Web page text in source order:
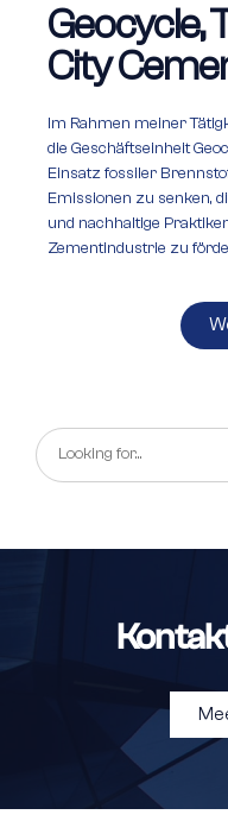
Geocycle,
City
Im Rahmen meiner
die Geschäftseinheit
Einsatz fossiler
Emissionen zu senken,
und nachhaltige
Zementindustrie zu